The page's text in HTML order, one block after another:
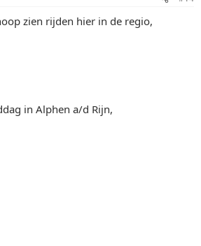
zien rijden hier in de regio,
in Alphen a/d Rijn,